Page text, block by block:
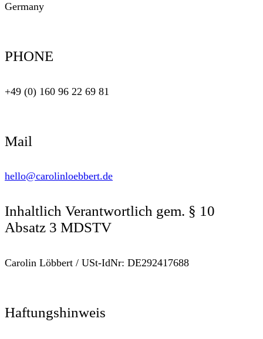
Germany
PHONE
+49 (0) 160 96 22 69 81
Mail
hello@carolinloebbert.de
Inhaltlich Verantwortlich gem. § 10
Absatz 3 MDSTV
Carolin Löbbert / USt-IdNr: DE292417688
Haftungshinweis